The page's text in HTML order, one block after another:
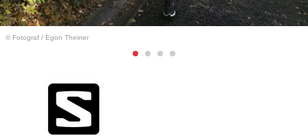
© Fotograf / Egon Theiner